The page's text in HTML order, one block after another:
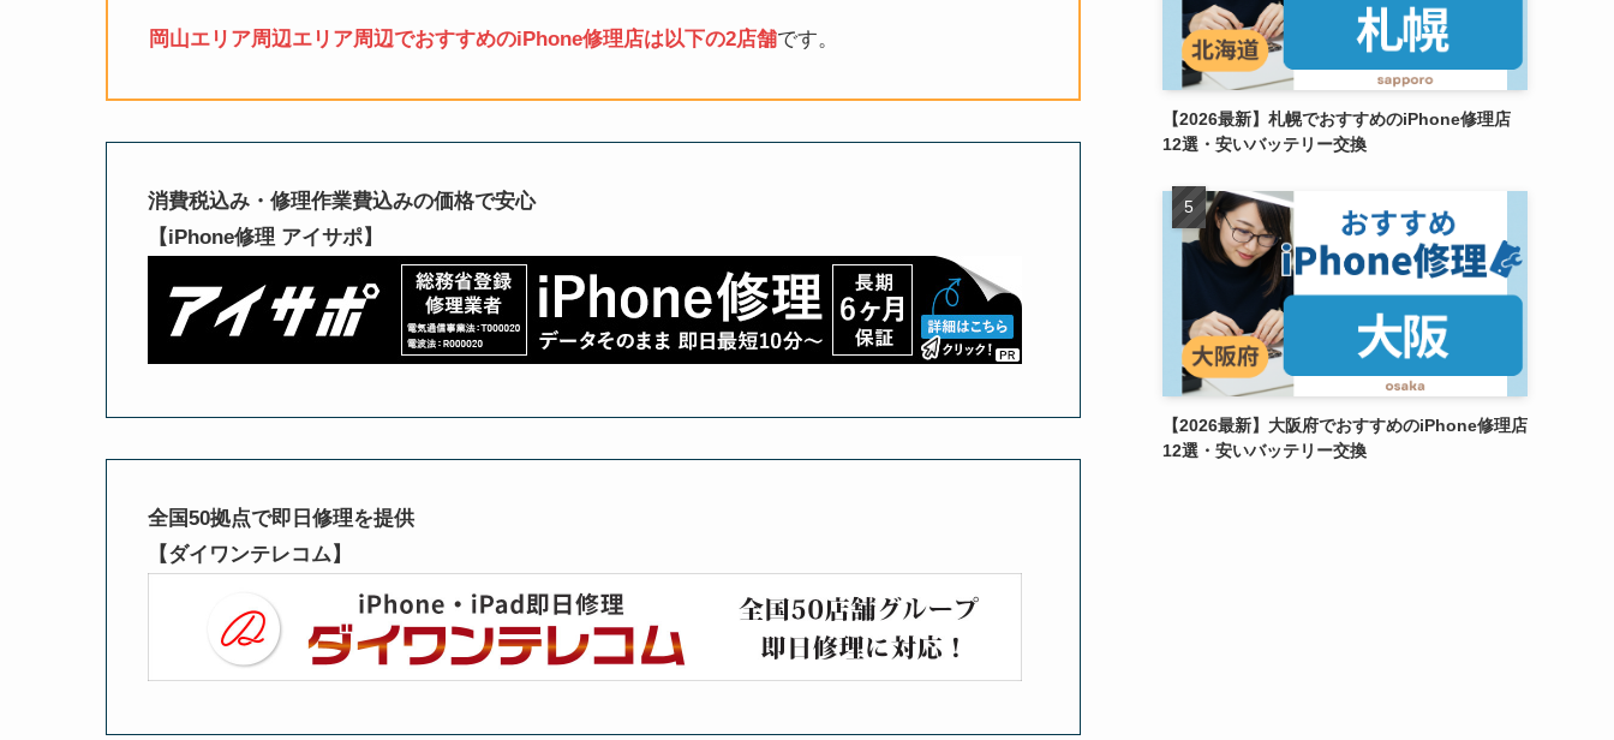
岡山エリア周辺エリア周辺でおすすめのiPhone修理店は以下の2店舗です。
消費税込み・修理作業費込みの価格で安心
【iPhone修理 アイサポ】
全国50拠点で即日修理を提供
【ダイワンテレコム】
【2026最新】札幌でおすすめのiPhone修理店
12選・安いバッテリー交換
【2026最新】大阪府でおすすめのiPhone修理店
12選・安いバッテリー交換